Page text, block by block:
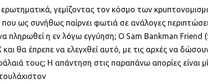
γεμίζοντας τον κόσμο των
ως συνήθως παίρνει φωτιά σε ανάλογες
πληρωθεί η εν λόγω εγγύηση; Ο Sam Bankman
θα έπρεπε να ελεγχθεί αυτό, με τις αρχές να
τους; Η απάντηση στις παραπάνω απορίες είναι